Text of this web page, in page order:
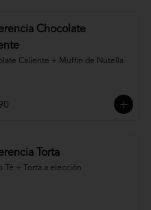
Chocolate
Caliente + Muffin de Nutella
Torta
Té + Torta a elección